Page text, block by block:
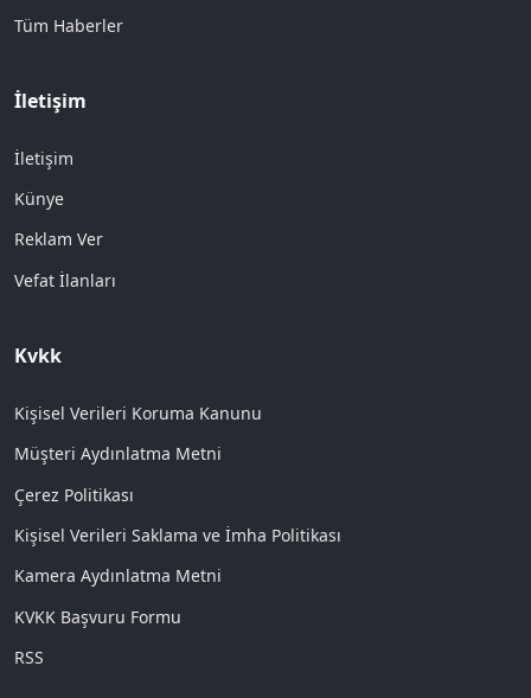
Tüm Haberler
İletişim
İletişim
Künye
Reklam Ver
Vefat İlanları
Kvkk
Kişisel Verileri Koruma Kanunu
Müşteri Aydınlatma Metni
Çerez Politikası
Kişisel Verileri Saklama ve İmha Politikası
Kamera Aydınlatma Metni
KVKK Başvuru Formu
RSS